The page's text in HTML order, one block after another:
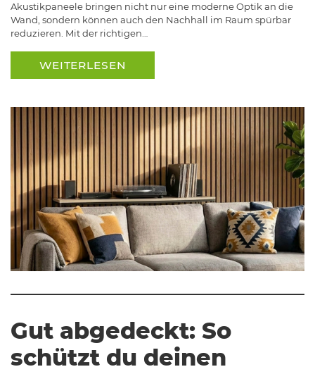
Akustikpaneele bringen nicht nur eine moderne Optik an die
Wand, sondern können auch den Nachhall im Raum spürbar
reduzieren. Mit der richtigen…
WEITERLESEN
Gut abgedeckt: So
schützt du deinen